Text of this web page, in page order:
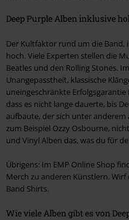
Deep Purple Alben inklusive
Der Kultfaktor rund um die Band,
hoch. Viele Experten stellen die
Beatles und den Rolling Stones.
Unangepasstheit, klassische
uneingeschränkte Erfolgsgarantie
dass es nicht lange dauerte, bis
aufbaute, der sich unter anderem
zum Beispiel Ozzy Osbourne,
und Vinyl Alben das, was du für
Übrigens: Im EMP Online Shop
Merch zu anderen Künstlern.
Band Shirts.
Wie viele Alben gibt es von